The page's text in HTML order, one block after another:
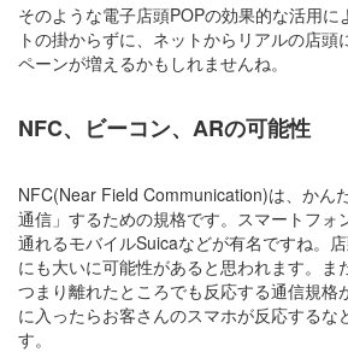
そのような電子店頭POPの効果的な活用に
トの掛からずに、ネットからリアルの店頭
ペーンが増えるかもしれませんね。
NFC、ビーコン、ARの可能性
NFC(Near Field Communication)は、かん
通信」するための規格です。スマートフォ
通れるモバイルSuicaなどが有名ですね。
にも大いに可能性があると思われます。ま
つまり離れたところでも反応する通信規格
に入ったらお客さんのスマホが反応するな
す。